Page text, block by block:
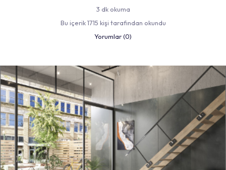
3 dk okuma
Bu içerik 1715 kişi tarafından okundu
Yorumlar (0)